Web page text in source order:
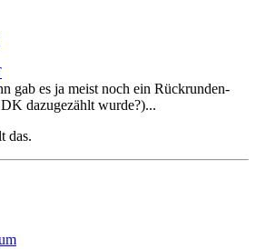
gab es ja meist noch ein Rückrunden-
dazugezählt wurde?)...
das.